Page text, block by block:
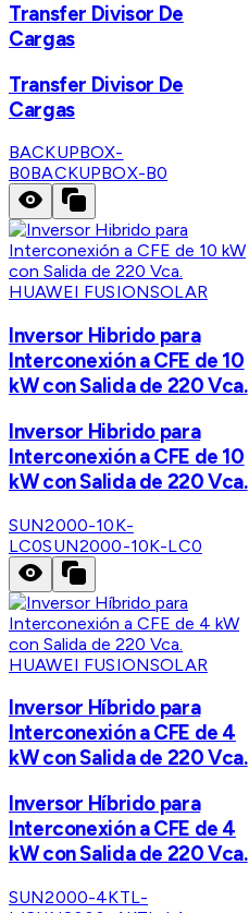
Transfer Divisor De
Cargas
Transfer Divisor De
Cargas
BACKUPBOX-
B0BACKUPBOX-B0
HUAWEI FUSIONSOLAR
Inversor Hibrido para
Interconexión a CFE de 10
kW con Salida de 220 Vca.
Inversor Hibrido para
Interconexión a CFE de 10
kW con Salida de 220 Vca.
SUN2000-10K-
LC0SUN2000-10K-LC0
HUAWEI FUSIONSOLAR
Inversor Híbrido para
Interconexión a CFE de 4
kW con Salida de 220 Vca.
Inversor Híbrido para
Interconexión a CFE de 4
kW con Salida de 220 Vca.
SUN2000-4KTL-